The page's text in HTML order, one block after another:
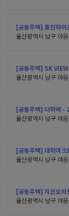
[공동주택] 풍진하이
울산광역시 남구 야
[공동주택] SK
울산광역시 남구 야
[공동주택] 더하버 -
울산광역시 남구 야
[공동주택] 대하아크
울산광역시 남구 야
[공동주택] 지산오차
울산광역시 남구 야